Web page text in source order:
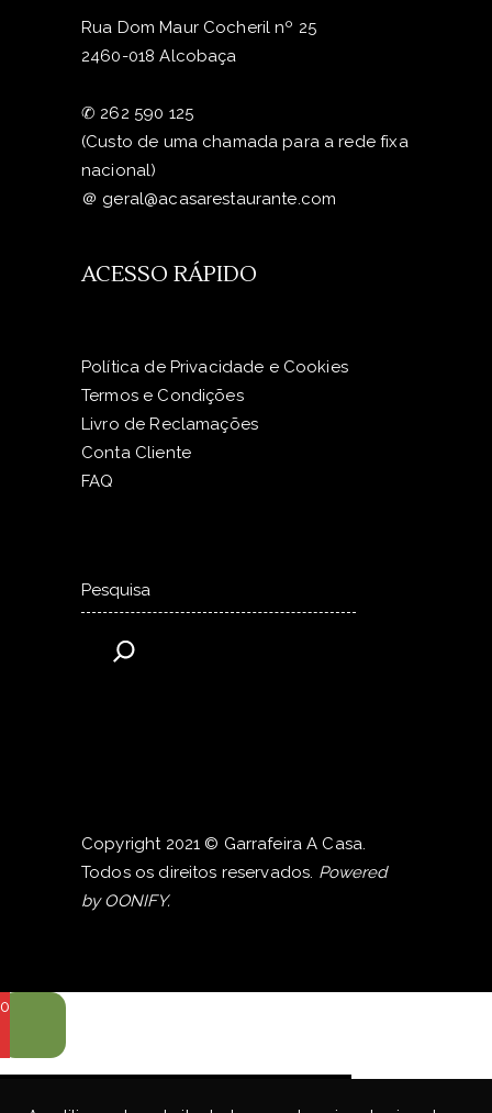
Rua Dom Maur Cocheril nº 25
2460-018 Alcobaça
✆ 262 590 125
(Custo de uma chamada para a rede fixa
nacional)
＠ geral@acasarestaurante.com
ACESSO RÁPIDO
Política de Privacidade e Cookies
Termos e Condições
Livro de Reclamações
Conta Cliente
FAQ
Copyright 2021 © Garrafeira A Casa.
Todos os direitos reservados. Powered
byOONIFY.
0